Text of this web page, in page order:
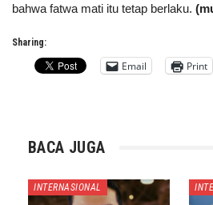
bahwa fatwa mati itu tetap berlaku.
Sharing:
Email Print
BACA JUGA
INTERNASIONAL